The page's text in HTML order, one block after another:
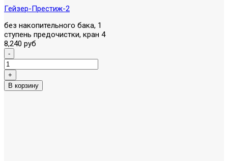
Гейзер-Престиж-2
без накопительного бака, 1
ступень предочистки, кран 4
8,240 руб